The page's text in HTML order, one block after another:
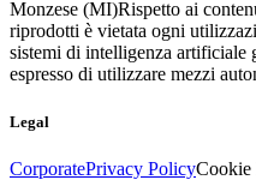
Monzese (MI)Rispetto ai
riprodotti è vietata ogni
sistemi di intelligenza artificiale
espresso di utilizzare mezzi
Legal
CorporatePrivacy PolicyCookie